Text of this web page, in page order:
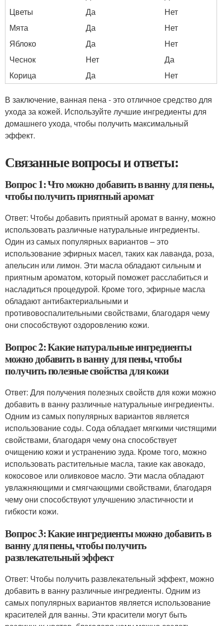
Цветы
Да
Нет
Мята
Да
Нет
Яблоко
Да
Нет
Чеснок
Нет
Да
Корица
Да Нет
В заключение, ванная пена - это отличное средство для
ухода за кожей. Используйте лучшие ингредиенты для
домашнего ухода, чтобы получить максимальный
эффект.
Связанные вопросы и ответы:
Вопрос 1: Что можно добавить в ванну для пены,
чтобы получить приятный аромат
Ответ: Чтобы добавить приятный аромат в ванну, можно
использовать различные натуральные ингредиенты.
Один из самых популярных вариантов – это
использование эфирных масел, таких как лаванда, роза,
апельсин или лимон. Эти масла обладают сильным и
приятным ароматом, который поможет расслабиться и
насладиться процедурой. Кроме того, эфирные масла
обладают антибактериальными и
противовоспалительными свойствами, благодаря чему
они способствуют оздоровлению кожи.
Вопрос 2: Какие натуральные ингредиенты
можно добавить в ванну для пены, чтобы
получить полезные свойства для кожи
Ответ: Для получения полезных свойств для кожи можно
добавить в ванну различные натуральные ингредиенты.
Одним из самых популярных вариантов является
использование соды. Сода обладает мягкими чистящими
свойствами, благодаря чему она способствует
очищению кожи и устранению зуда. Кроме того, можно
использовать растительные масла, такие как авокадо,
кокосовое или оливковое масло. Эти масла обладают
увлажняющими и смягчающими свойствами, благодаря
чему они способствуют улучшению эластичности и
гибкости кожи.
Вопрос 3: Какие ингредиенты можно добавить в
ванну для пены, чтобы получить
развлекательный эффект
Ответ: Чтобы получить развлекательный эффект, можно
добавить в ванну различные ингредиенты. Одним из
самых популярных вариантов является использование
красителей для ванны. Эти красители могут быть